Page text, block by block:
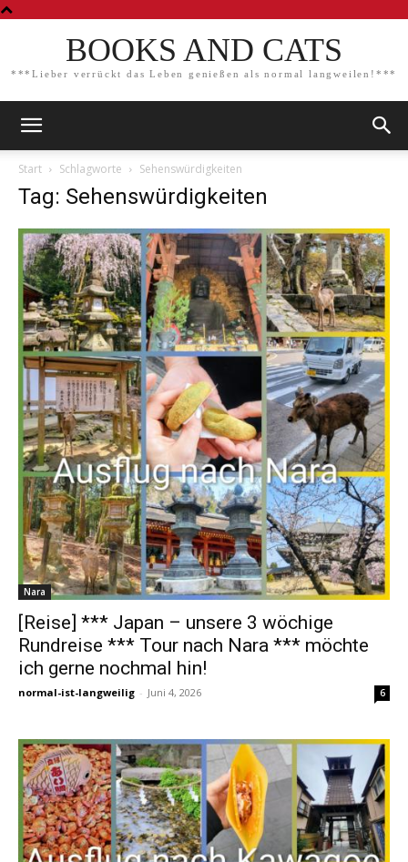
BOOKS AND CATS
***Lieber verrückt das Leben genießen als normal langweilen!***
Start Schlagworte Sehenswürdigkeiten
Tag: Sehenswürdigkeiten
Nara
[Reise] *** Japan – unsere 3 wöchige
Rundreise *** Tour nach Nara *** möchte
ich gerne nochmal hin!
normal-ist-langweilig - Juni 4, 2026 6